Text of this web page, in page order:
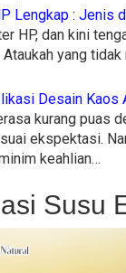
Lengkap : Jenis
HP, dan kini
yang
Desain Kaos
kurang puas
ekspektasi.
keahlian…
Susu